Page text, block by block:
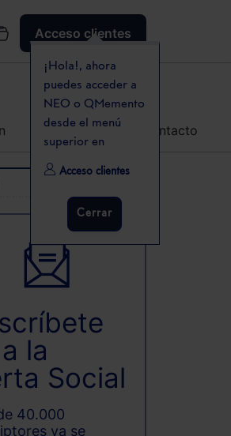
Acceso clientes
¡Hola!, ahora
puedes acceder a
NEO o QMemento
desde el menú
superior en
Acceso clientes
Cerrar
Agenda Contacto
la
Social
40.000
ya se